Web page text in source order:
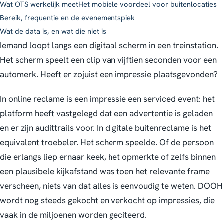
Wat OTS werkelijk meetHet mobiele voordeel voor buitenlocaties
Bereik, frequentie en de evenementspiek
Wat de data is, en wat die niet is
Iemand loopt langs een digitaal scherm in een treinstation.
Het scherm speelt een clip van vijftien seconden voor een
automerk. Heeft er zojuist een impressie plaatsgevonden?
In online reclame is een impressie een serviced event: het
platform heeft vastgelegd dat een advertentie is geladen
en er zijn audittrails voor. In digitale buitenreclame is het
equivalent troebeler. Het scherm speelde. Of de persoon
die erlangs liep ernaar keek, het opmerkte of zelfs binnen
een plausibele kijkafstand was toen het relevante frame
verscheen, niets van dat alles is eenvoudig te weten. DOOH
wordt nog steeds gekocht en verkocht op impressies, die
vaak in de miljoenen worden geciteerd.